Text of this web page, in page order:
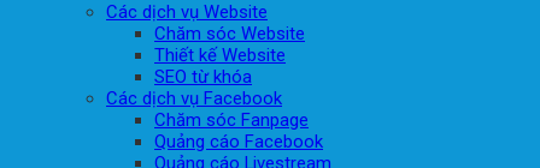
Các dịch vụ Website
Chăm sóc Website
Thiết kế Website
SEO từ khóa
Các dịch vụ Facebook
Chăm sóc Fanpage
Quảng cáo Facebook
Quảng cáo Livestream